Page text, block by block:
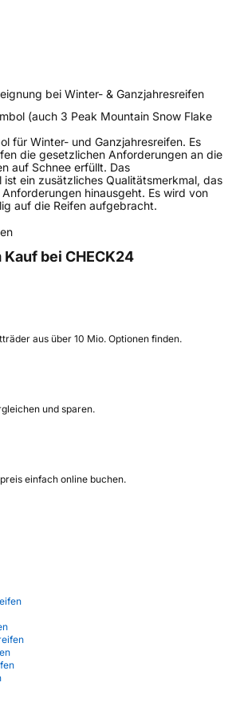
bei Winter- & Ganzjahresreifen
(auch 3 Peak Mountain Snow Flake
für Winter- und Ganzjahresreifen. Es
die gesetzlichen Anforderungen an die
auf Schnee erfüllt. Das
ist ein zusätzliches Qualitätsmerkmal, das
hinausgeht. Es wird von
auf die Reifen aufgebracht.
bei CHECK24
aus über 10 Mio. Optionen finden.
und sparen.
einfach online buchen.